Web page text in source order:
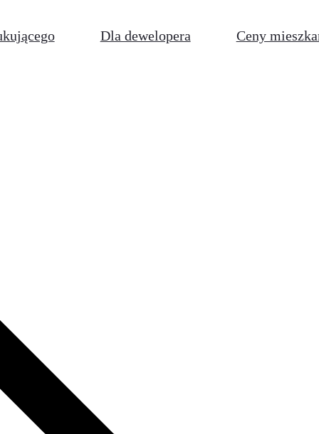
Dla dewelopera Ceny